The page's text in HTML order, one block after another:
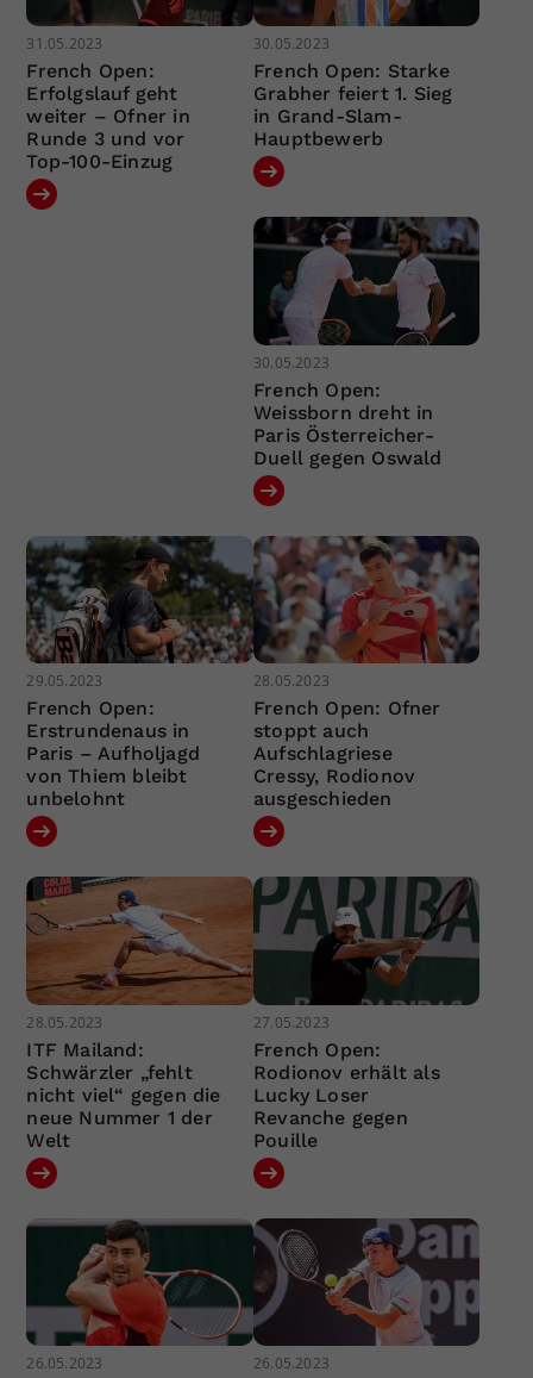
31.05.2023
French Open:
Erfolgslauf geht
weiter – Ofner in
Runde 3 und vor
Top-100-Einzug
30.05.2023
French Open: Starke
Grabher feiert 1. Sieg
in Grand-Slam-
Hauptbewerb
30.05.2023
French Open:
Weissborn dreht in
Paris Österreicher-
Duell gegen Oswald
29.05.2023
French Open:
Erstrundenaus in
Paris – Aufholjagd
von Thiem bleibt
unbelohnt
28.05.2023
French Open: Ofner
stoppt auch
Aufschlagriese
Cressy, Rodionov
ausgeschieden
28.05.2023
ITF Mailand:
Schwärzler „fehlt
nicht viel“ gegen die
neue Nummer 1 der
Welt
27.05.2023
French Open:
Rodionov erhält als
Lucky Loser
Revanche gegen
Pouille
26.05.2023 26.05.2023